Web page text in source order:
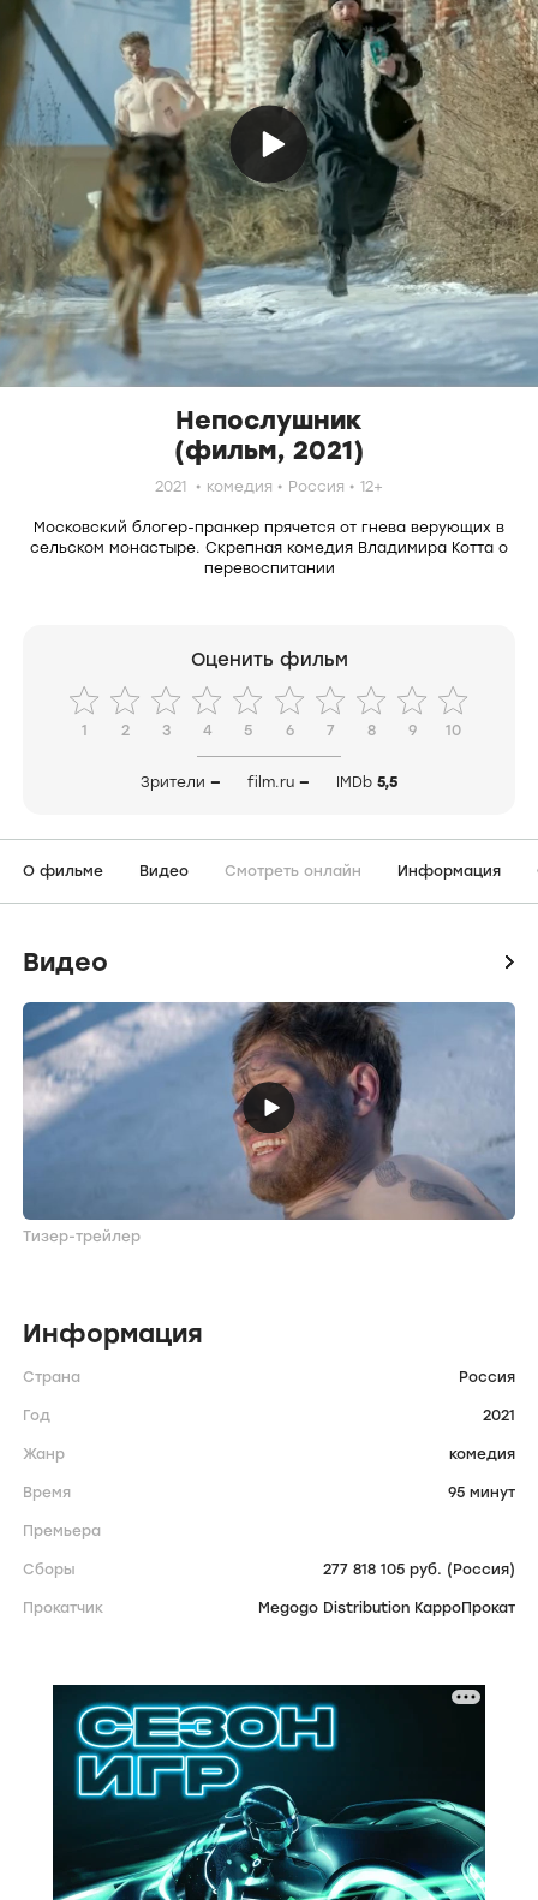
Непослушник
(фильм, 2021)
2021 комедия Россия 12+
Московский блогер-пранкер прячется от гнева верующих в
сельском монастыре. Скрепная комедия Владимира Котта о
перевоспитании
Оценить фильм
1 2 3 4 5 6 7 8 9 10
Зрители — film.ru — IMDb 5,5
О фильме Видео Смотреть онлайн Информация
Видео icon
Тизер-трейлер
Информация
Страна Россия
Год 2021
Жанр комедия
Время 95 минут
Премьера
Сборы 277 818 105 руб. (Россия)
Прокатчик Megogo Distribution КарроПрокат